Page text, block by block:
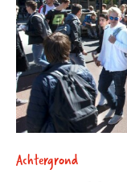
Achtergrond